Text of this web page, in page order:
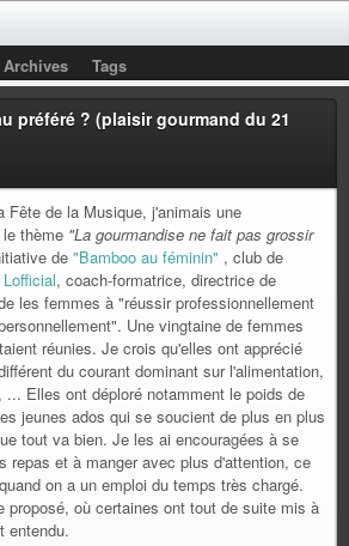
Archives Tags
préféré ? (plaisir gourmand du 21
Fête de la Musique, j'animais une
thème "La gourmandise ne fait pas grossir
de "Bamboo au féminin" , club de
, coach-formatrice, directrice de
les femmes à "réussir professionnellement
Une vingtaine de femmes
réunies. Je crois qu'elles ont apprécié
du courant dominant sur l'alimentation,
... Elles ont déploré notamment le poids de
jeunes ados qui se soucient de plus en plus
tout va bien. Je les ai encouragées à se
repas et à manger avec plus d'attention, ce
on a un emploi du temps très chargé.
proposé, où certaines ont tout de suite mis à
entendu.